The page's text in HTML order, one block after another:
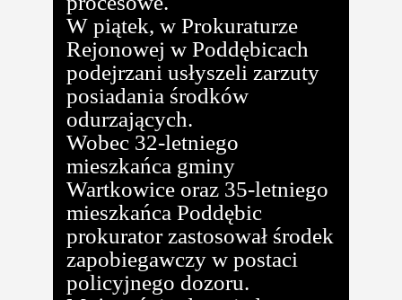
W piątek, w Prokuraturze
Rejonowej w Poddębicach
podejrzani usłyszeli zarzuty
posiadania środków
odurzających.
Wobec 32-letniego
mieszkańca gminy
Wartkowice oraz 35-letniego
mieszkańca Poddębic
prokurator zastosował środek
zapobiegawczy w postaci
policyjnego dozoru.